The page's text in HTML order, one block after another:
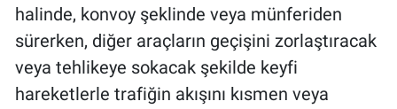
halinde, konvoy şeklinde veya münferiden
sürerken, diğer araçların geçişini zorlaştıracak
veya tehlikeye sokacak şekilde keyfi
hareketlerle trafiğin akışını kısmen veya